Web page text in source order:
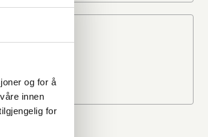
og for å
innen
for